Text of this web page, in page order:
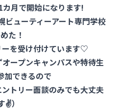
月で開始になります!
ビューティーアート専門学校
た！
ーを受け付けています♡
ープンキャンパスや特待生
加できるので
トリー面談のみでも大丈夫
✌）